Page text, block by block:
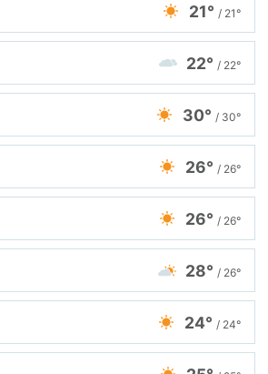
21° / 21°
22° / 22°
30° / 30°
26° / 26°
26° / 26°
28° / 26°
24° / 24°